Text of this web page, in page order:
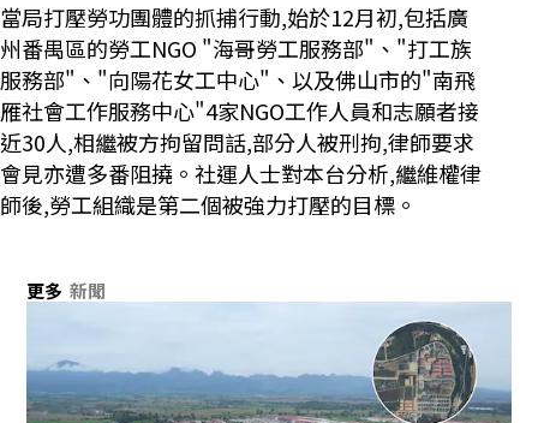
當局打壓勞功團體的抓捕行動,始於12月初,包括廣
州番禺區的勞工NGO "海哥勞工服務部"、"打工族
服務部"、"向陽花女工中心"、以及佛山市的"南飛
雁社會工作服務中心"4家NGO工作人員和志願者接
近30人,相繼被方拘留問話,部分人被刑拘,律師要求
會見亦遭多番阻撓。社運人士對本台分析,繼維權律
師後,勞工組織是第二個被強力打壓的目標。
更多 新聞